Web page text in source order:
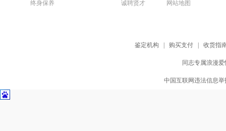
终身保养 诚聘贤才 网站地图
鉴定机构 购买支付 收货指
同志专属浪漫
中国互联网违法信息